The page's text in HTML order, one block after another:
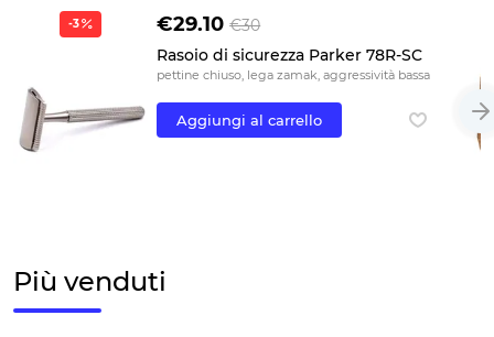
-3 €29.10 €30
Rasoio di sicurezza Parker 78R-SC
pettine chiuso, lega zamak, aggressività bassa
Aggiungi al carrello
Più venduti